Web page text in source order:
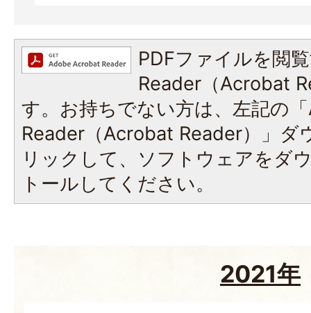
PDFファイルを閲
Reader（Acrobat
す。お持ちでない方は、左記の
Reader（Acrobat Reader）」ダ
リックして、ソフトウェアをダ
トールしてください。
2021年